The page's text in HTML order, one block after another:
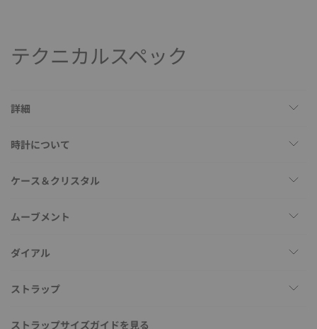
テクニカルスペック
詳細
時計について
ケース＆クリスタル
ムーブメント
ダイアル
ストラップ
ストラップサイズガイドを見る